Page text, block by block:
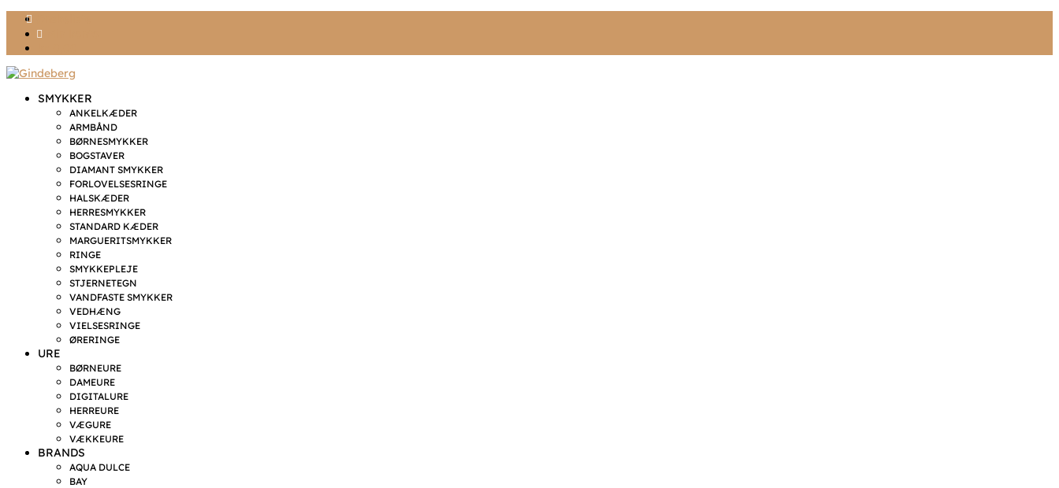
SMYKKER
ANKELKÆDER
ARMBÅND
BØRNESMYKKER
BOGSTAVER
DIAMANT SMYKKER
FORLOVELSESRINGE
HALSKÆDER
HERRESMYKKER
STANDARD KÆDER
MARGUERITSMYKKER
RINGE
SMYKKEPLEJE
STJERNETEGN
VANDFASTE SMYKKER
VEDHÆNG
VIELSESRINGE
ØRERINGE
URE
BØRNEURE
DAMEURE
DIGITALURE
HERREURE
VÆGURE
VÆKKEURE
BRANDS
AQUA DULCE
BAY